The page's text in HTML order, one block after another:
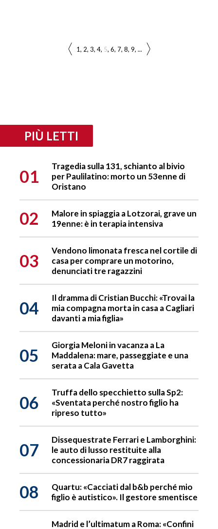
1 2 3 4 5 6 7 8 9 ...
PIÙ LETTI
01
Tragedia sulla 131, schianto al bivio
per Paulilatino: morto un 53enne di
Oristano
02
Malore in spiaggia a Lotzorai, grave un
19enne: è in terapia intensiva
03
Vendono limonata fresca nel cortile di
casa per comprare un motorino,
denunciati tre ragazzini
04
Il dramma di Cristian Bucchi: «Trovai la
mia compagna morta in casa a Cagliari
davanti a mia figlia»
05
Giorgia Meloni in vacanza a La
Maddalena: mare, passeggiate e una
serata a Cala Gavetta
06
Truffa dello specchietto sulla Sp2:
«Sventata perché nostro figlio ha
ripreso tutto»
07
Dissequestrate Ferrari e Lamborghini:
le auto di lusso restituite alla
concessionaria DR7 raggirata
08
Quartu: «Cacciati dal b&b perché mio
figlio è autistico». Il gestore smentisce
Madrid e l’ultimatum a Roma: «Confini